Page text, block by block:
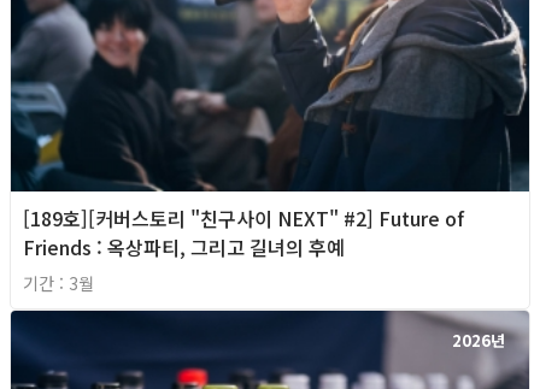
[189호][커버스토리 "친구사이 NEXT" #2] Future of
Friends : 옥상파티, 그리고 길녀의 후예
기간 : 3월
2026년